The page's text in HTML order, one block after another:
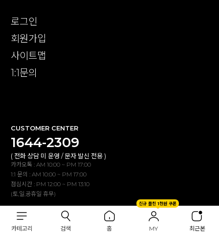
카테고리 검색 홈
신규 플친 1천원 쿠폰
MY 최근본
로그인
회원가입
사이트맵
1:1문의
CUSTOMER CENTER
1644-2309
( 전화 상담 미 운영 / 문자 발신 전용 )
카카오톡 : AM 10:00 ~ PM 17:00
1:1 문의 : AM 10:00 ~ PM 17:00
점심시간 : PM 12:00 ~ PM 13:10
(토,일,공휴일 휴무)
BANK INFO